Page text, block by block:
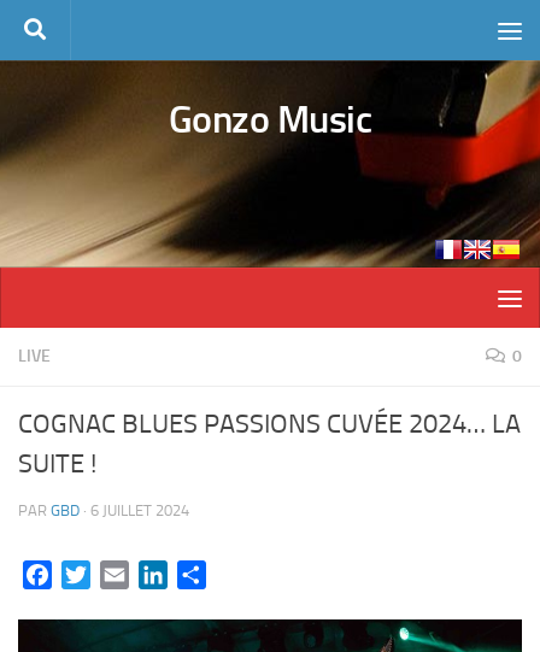
Skip to content
Gonzo Music
LIVE 0
COGNAC BLUES PASSIONS CUVÉE 2024… LA
SUITE !
PAR GBD · 6 JUILLET 2024
FacebookTwitterEmail LinkedIn